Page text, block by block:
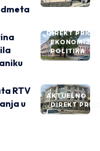
DIREKT PRIČE
EKONOMIJA
POLITIKA
AKTUELNO
DIREKT PRIČE
RTV
u